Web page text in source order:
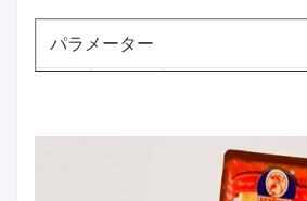
パラメーター
サイズ範囲